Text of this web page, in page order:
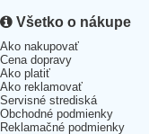
Všetko o nákupe
Ako nakupovať
Cena dopravy
Ako platiť
Ako reklamovať
Servisné strediská
Obchodné podmienky
Reklamačné podmienky